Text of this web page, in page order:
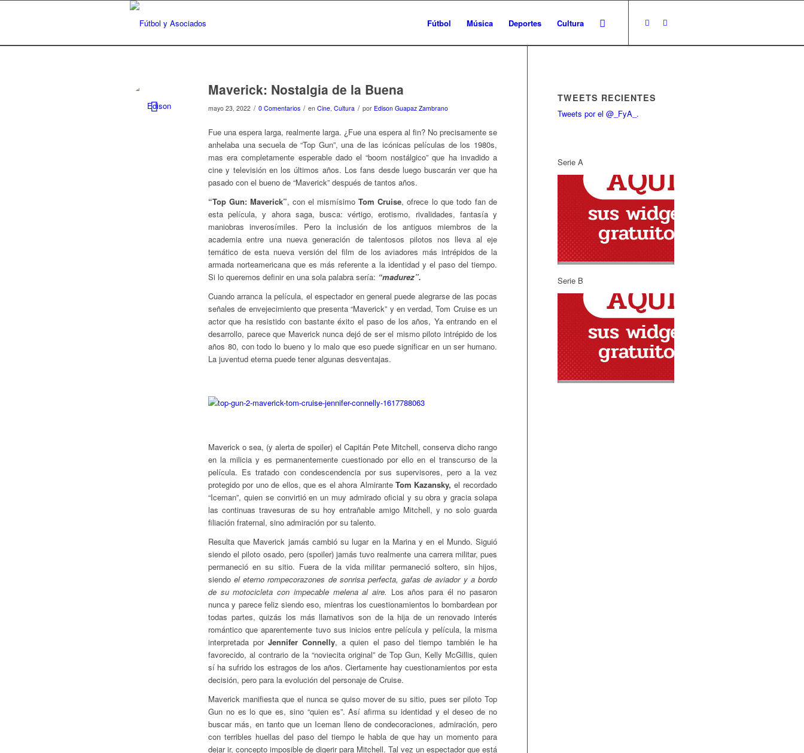
Fútbol Música Deportes Cultura
Maverick: Nostalgia de la Buena
mayo 23, 2022 / 0 Comentarios / en Cine, Cultura / por Edison Guapaz Zambrano
Fue una espera larga, realmente larga. ¿Fue una espera al fin? No precisamente se
anhelaba una secuela de “Top Gun”, una de las icónicas películas de los 1980s,
mas era completamente esperable dado el “boom nostálgico” que ha invadido a
cine y televisión en los últimos años. Los fans desde luego buscarán ver que ha
pasado con el bueno de “Maverick” después de tantos años.
“Top Gun: Maverick”, con el mismísimo Tom Cruise, ofrece lo que todo fan de
esta película, y ahora saga, busca: vértigo, erotismo, rivalidades, fantasía y
maniobras inverosímiles. Pero la inclusión de los antiguos miembros de la
academia entre una nueva generación de talentosos pilotos nos lleva al eje
temático de esta nueva versión del film de los aviadores más intrépidos de la
armada norteamericana que es más referente a la identidad y el paso del tiempo.
Si lo queremos definir en una sola palabra sería: “madurez”.
Cuando arranca la película, el espectador en general puede alegrarse de las pocas
señales de envejecimiento que presenta “Maverick” y en verdad, Tom Cruise es un
actor que ha resistido con bastante éxito el paso de los años, Ya entrando en el
desarrollo, parece que Maverick nunca dejó de ser el mismo piloto intrépido de los
años 80, con todo lo bueno y lo malo que eso puede significar en un ser humano.
La juventud eterna puede tener algunas desventajas.
Maverick o sea, (y alerta de spoiler) el Capitán Pete Mitchell, conserva dicho rango
en la milicia y es permanentemente cuestionado por ello en el transcurso de la
película. Es tratado con condescendencia por sus supervisores, pero a la vez
protegido por uno de ellos, que es el ahora Almirante Tom Kazansky, el recordado
“Iceman”, quien se convirtió en un muy admirado oficial y su obra y gracia solapa
las continuas travesuras de su hoy entrañable amigo Mitchell, y no solo guarda
filiación fraternal, sino admiración por su talento.
Resulta que Maverick jamás cambió su lugar en la Marina y en el Mundo. Siguió
siendo el piloto osado, pero (spoiler) jamás tuvo realmente una carrera militar, pues
permaneció en su sitio. Fuera de la vida militar permaneció soltero, sin hijos,
siendo el eterno rompecorazones de sonrisa perfecta, gafas de aviador y a bordo
de su motocicleta con impecable melena al aire. Los años para él no pasaron
nunca y parece feliz siendo eso, mientras los cuestionamientos lo bombardean por
todas partes, quizás los más llamativos son de la hija de un renovado interés
romántico que aparentemente tuvo sus inicios entre película y película, la misma
interpretada porJennifer Connelly, a quien el paso del tiempo también le ha
favorecido, al contrario de la “noviecita original” de Top Gun, Kelly McGillis, quien
sí ha sufrido los estragos de los años. Ciertamente hay cuestionamientos por esta
decisión, pero para la evolución del personaje de Cruise.
Maverick manifiesta que el nunca se quiso mover de su sitio, pues ser piloto Top
Gun no es lo que es, sino “quien es”. Así afirma su identidad y el deseo de no
buscar más, en tanto que un Iceman lleno de condecoraciones, admiración, pero
con terribles huellas del paso del tiempo le habla de que hay un momento para
dejar ir, concepto imposible de digerir para Mitchell. Tal vez un espectador que está
TWEETS RECIENTES
Tweets por el @_FyA_.
Serie A
Serie B